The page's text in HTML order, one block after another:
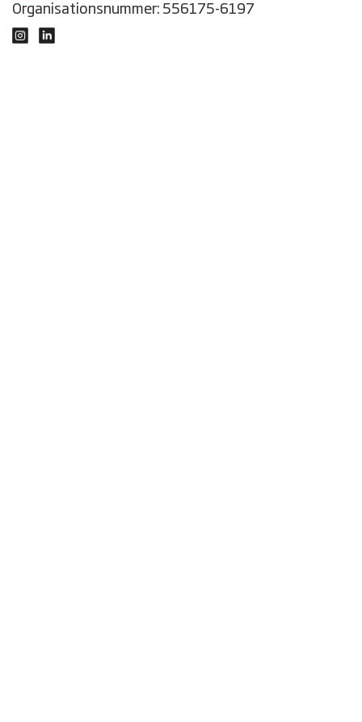
Organisationsnummer: 556175-6197